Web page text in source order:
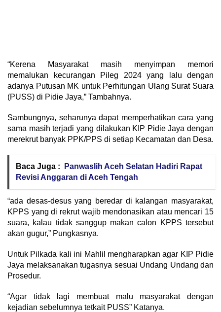
“Kerena Masyarakat masih menyimpan memori
memalukan kecurangan Pileg 2024 yang lalu dengan
adanya Putusan MK untuk Perhitungan Ulang Surat Suara
(PUSS) di Pidie Jaya,” Tambahnya.
Sambungnya, seharunya dapat memperhatikan cara yang
sama masih terjadi yang dilakukan KIP Pidie Jaya dengan
merekrut banyak PPK/PPS di setiap Kecamatan dan Desa.
Baca Juga :
Panwaslih Aceh Selatan Hadiri Rapat
Revisi Anggaran di Aceh Tengah
“ada desas-desus yang beredar di kalangan masyarakat,
KPPS yang di rekrut wajib mendonasikan atau mencari 15
suara, kalau tidak sanggup makan calon KPPS tersebut
akan gugur,” Pungkasnya.
Untuk Pilkada kali ini Mahlil mengharapkan agar KIP Pidie
Jaya melaksanakan tugasnya sesuai Undang Undang dan
Prosedur.
“Agar tidak lagi membuat malu masyarakat dengan
kejadian sebelumnya tetkait PUSS” Katanya.